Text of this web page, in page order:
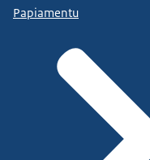
Papiamentu